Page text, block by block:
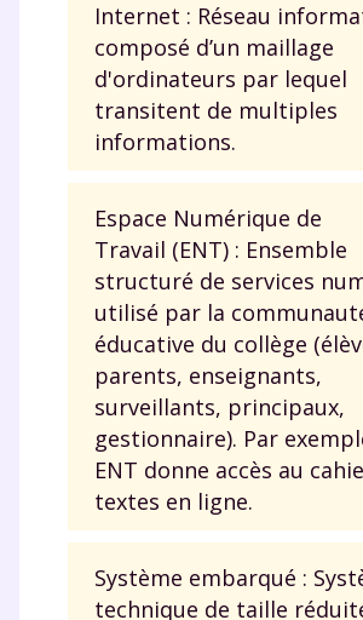
Internet : Réseau
composé d’un maillage
d'ordinateurs par lequel
transitent de multiples
informations.
Espace Numérique de
Travail (ENT) : Ensemble
structuré de services
utilisé par la
éducative du collège
parents, enseignants,
surveillants, principaux,
gestionnaire). Par
ENT donne accès au
textes en ligne.
Système embarqué :
technique de taille